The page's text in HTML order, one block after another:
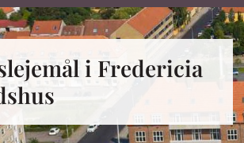
i Fredericia